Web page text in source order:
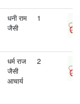
धनी राम
जैसी
1
धर्म राज
जैसी
आचार्य
2